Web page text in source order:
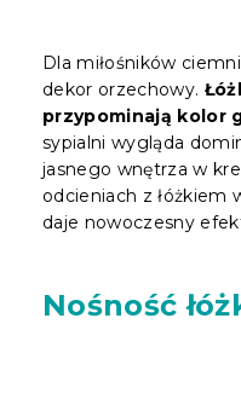
Dla miłośników
dekor orzechowy.
przypominają kolor
sypialni wygląda
jasnego wnętrza w
odcieniach z łóżkiem
daje nowoczesny
Nośność